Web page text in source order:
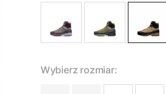
Wybierz rozmiar: